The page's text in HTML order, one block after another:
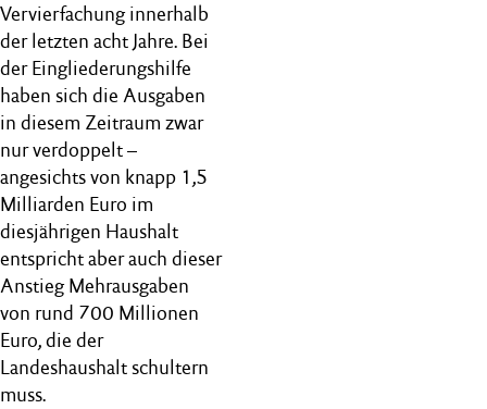
Vervierfachung innerhalb
der letzten acht Jahre. Bei
der Eingliederungshilfe
haben sich die Ausgaben
in diesem Zeitraum zwar
nur verdoppelt –
angesichts von knapp 1,5
Milliarden Euro im
diesjährigen Haushalt
entspricht aber auch dieser
Anstieg Mehrausgaben
von rund 700 Millionen
Euro, die der
Landeshaushalt schultern
muss.